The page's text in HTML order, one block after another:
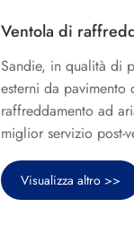
Ventola di
Sandie, in qualità di
esterni da
raffreddamento ad
miglior servizio post-
Visualizza altro >>